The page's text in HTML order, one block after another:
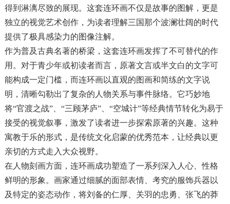
得到淋漓尽致的展现。这套连环画不仅是故事的图解，更是
独立的视觉艺术创作，为读者理解三国那个波澜壮阔的时代
提供了极具感染力的图像注解。
作为普及古典名著的桥梁，这套连环画发挥了不可替代的作
用。对于青少年或初读者而言，原著文言或半文白的文字可
能构成一定门槛，而连环画以直观的图画和简练的文字说
明，清晰勾勒出了复杂的人物关系与事件脉络。它巧妙地
将“官渡之战”、“三顾茅庐”、“空城计”等经典情节转化为易于
接受的视觉叙事，激发了读者进一步探索原著的兴趣。这种
寓教于乐的形式，是传统文化启蒙的优秀范本，让经典以更
亲切的方式走入大众视野。
在人物刻画方面，连环画成功塑造了一系列深入人心、性格
鲜明的形象。画家通过细腻的面部表情、考究的服饰兵器以
及特定的姿态动作，将刘备的仁厚、关羽的忠勇、张飞的莽